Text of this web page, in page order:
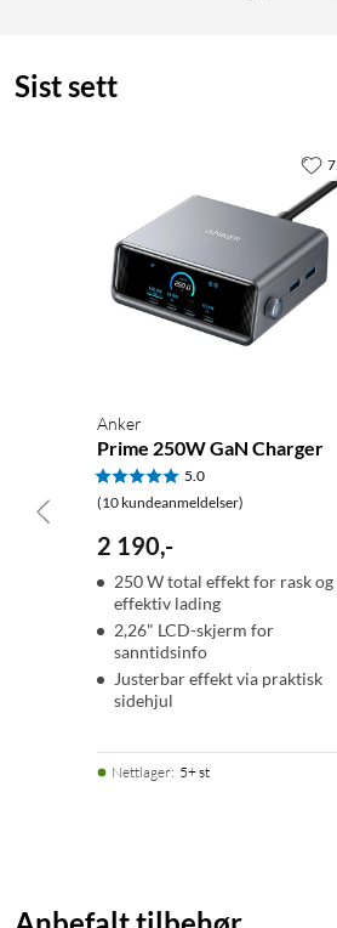
Sist sett
Anker
Prime 250W GaN Charger
5.0
(10 kundeanmeldelser)
2 190,-
250 W total effekt for rask og
effektiv lading
2,26" LCD-skjerm for
sanntidsinfo
Justerbar effekt via praktisk
sidehjul
Nettlager: 5+ st
7